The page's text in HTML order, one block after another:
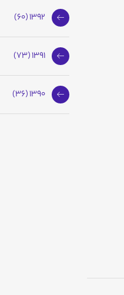
1392 (60)
1391 (73)
1390 (36)